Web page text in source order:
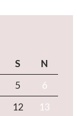
S
N
5
6
12
13